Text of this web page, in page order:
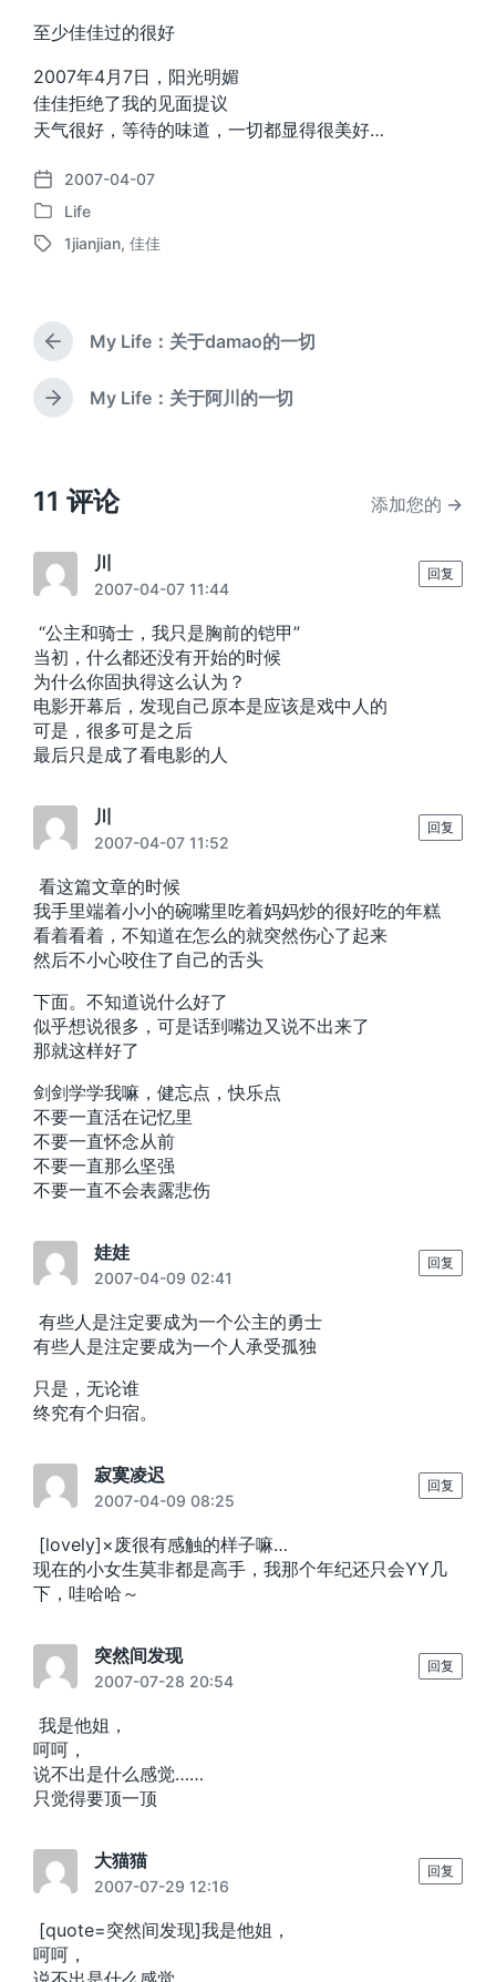
至少佳佳过的很好
2007年4月7日，阳光明媚
佳佳拒绝了我的见面提议
天气很好，等待的味道，一切都显得很美好…
发
布
日
2007-04-07
发
布
Life
标
1jianjian, 佳佳
上
篇
文
章
My Life：关于damao的一切
下
：
My Life：关于阿川的一切
11 评论 添加您的 →
川
2007-04-07 11:44
“公主和骑士，我只是胸前的铠甲”
当初，什么都还没有开始的时候
为什么你固执得这么认为？
电影开幕后，发现自己原本是应该是戏中人的
可是，很多可是之后
最后只是成了看电影的人
回复
川
2007-04-07 11:52
看这篇文章的时候
我手里端着小小的碗嘴里吃着妈妈炒的很好吃的年糕
看着看着，不知道在怎么的就突然伤心了起来
然后不小心咬住了自己的舌头
下面。不知道说什么好了
似乎想说很多，可是话到嘴边又说不出来了
那就这样好了
剑剑学学我嘛，健忘点，快乐点
不要一直活在记忆里
不要一直怀念从前
不要一直那么坚强
不要一直不会表露悲伤
回复
娃娃
2007-04-09 02:41
有些人是注定要成为一个公主的勇士
有些人是注定要成为一个人承受孤独
只是，无论谁
终究有个归宿。
回复
寂寞凌迟
2007-04-09 08:25
[lovely]×废很有感触的样子嘛…
现在的小女生莫非都是高手，我那个年纪还只会YY几
下，哇哈哈～
回复
突然间发现
2007-07-28 20:54
我是他姐，
呵呵，
说不出是什么感觉……
只觉得要顶一顶
回复
大猫猫
2007-07-29 12:16
[quote=突然间发现]我是他姐，
呵呵，
回复